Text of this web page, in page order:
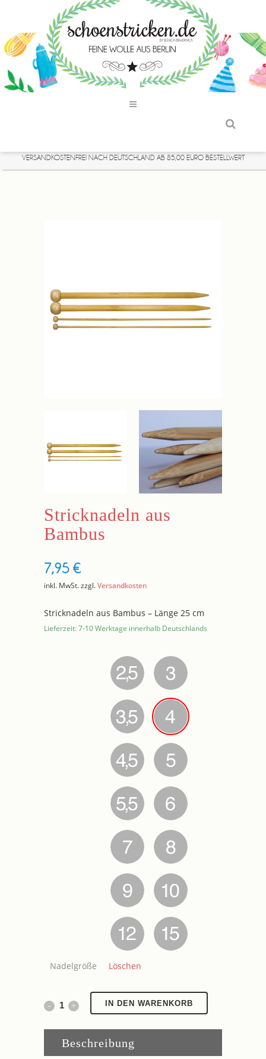
VERSANDKOSTENFREI NACH DEUTSCHLAND AB 85,00 EURO BESTELLWERT
Stricknadeln aus
Bambus
7,95€
inkl. MwSt.zzgl.Versandkosten
Stricknadeln aus Bambus – Länge 25 cm
Lieferzeit: 7-10 Werktage innerhalb Deutschlands
Nadelgröße Löschen
Stricknadeln
aus
Bambus
IN DEN WARENKORB
Beschreibung